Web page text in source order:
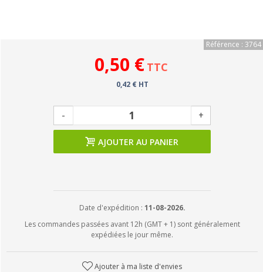
Référence : 3764
0,50 € TTC
0,42 € HT
- +
AJOUTER AU PANIER
Date d'expédition : 11-08-2026.
Les commandes passées avant 12h (GMT + 1) sont généralement
expédiées le jour même.
Ajouter à ma liste d'envies